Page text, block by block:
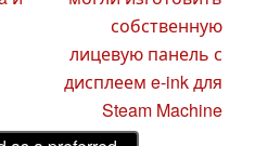
собственную
лицевую панель с
дисплеем e-ink для
Steam Machine